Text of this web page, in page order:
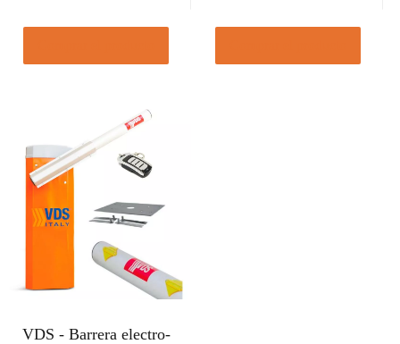
VDS - Barrera electro-